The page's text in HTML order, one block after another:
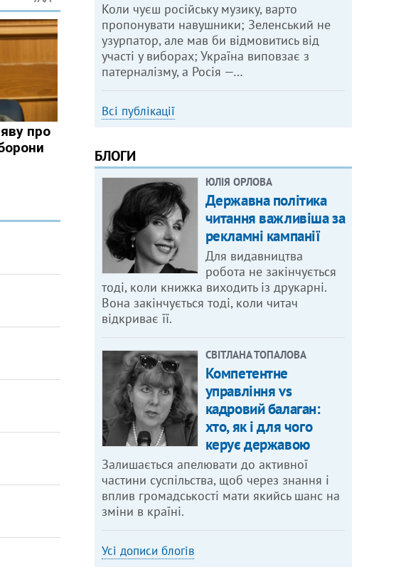
Коли чуєш російську музику, варто
пропонувати навушники; Зеленський не
узурпатор, але мав би відмовитись від
участі у виборах; Україна виповзає з
патерналізму, а Росія —…
Всі публікації
БЛОГИ
ЮЛІЯ ОРЛОВА
Державна політика
читання важливіша за
рекламні кампанії
Для видавництва
робота не закінчується
тоді, коли книжка виходить із друкарні.
Вона закінчується тоді, коли читач
відкриває її.
СВІТЛАНА ТОПАЛОВА
Компетентне
управління vs
кадровий балаган:
хто, як і для чого
керує державою
Залишається апелювати до активної
частини суспільства, щоб через знання і
вплив громадськості мати якийсь шанс на
зміни в країні.
Усі дописи блогів